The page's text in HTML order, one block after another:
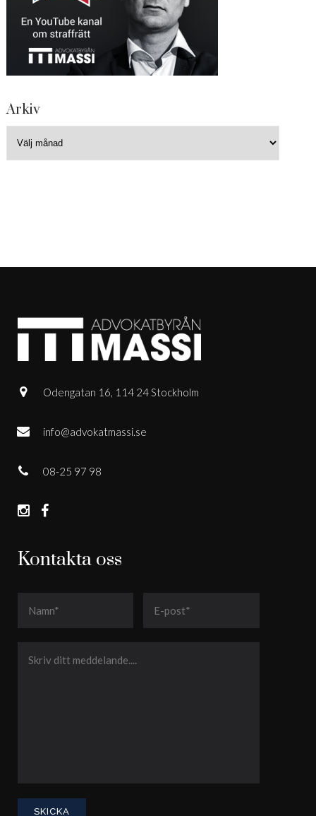
Arkiv
Kontakta oss
Odengatan 16, 114 24 Stockholm
info@advokatmassi.se
08-25 97 98